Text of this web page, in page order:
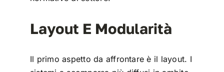
Layout E Modularità
Il primo aspetto da affrontare è il layout. I